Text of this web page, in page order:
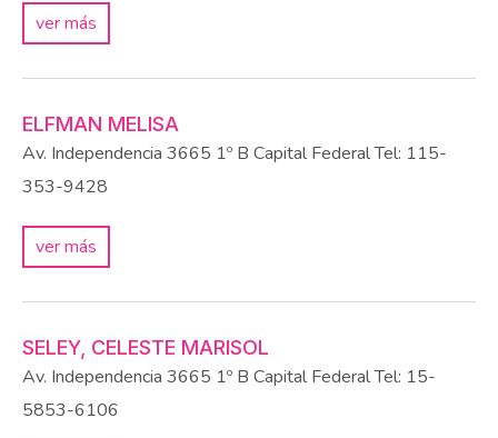
ver más
ELFMAN MELISA
Av. Independencia 3665 1º B Capital FederalTel: 115-
353-9428
ver más
SELEY, CELESTE MARISOL
Av. Independencia 3665 1º B Capital FederalTel: 15-
5853-6106